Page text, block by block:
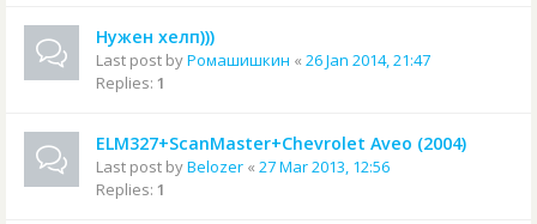
Нужен хелп)))
Last post byРомашишкин « 26 Jan 2014, 21:47
Replies: 1
ELM327+ScanMaster+Chevrolet Aveo (2004)
Last post byBelozer « 27 Mar 2013, 12:56
Replies: 1